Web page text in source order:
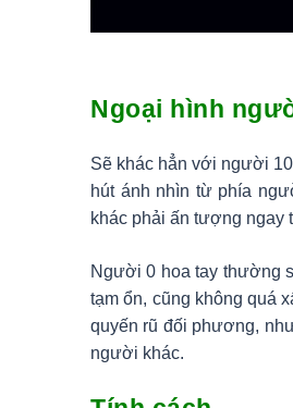
Ngoại hình
Sẽ khác hẳn với người
hút ánh nhìn từ phía
khác phải ấn tượng ngay
Người 0 hoa tay thường
tạm ổn, cũng không quá
quyến rũ đối phương,
người khác.